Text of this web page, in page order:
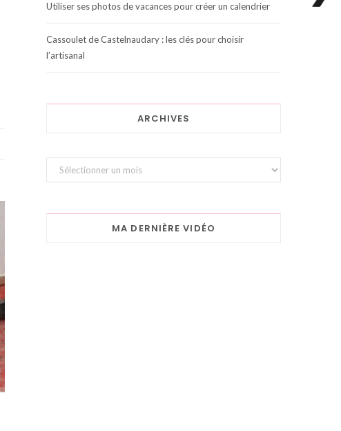
Utiliser ses photos de vacances pour créer un calendrier
Cassoulet de Castelnaudary : les clés pour choisir
l’artisanal
ARCHIVES
Archives
MA DERNIÈRE VIDÉO